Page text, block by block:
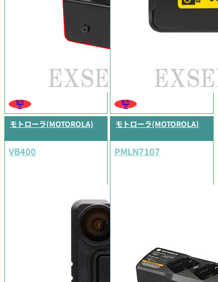
販売
可
販売
可
モトローラ(MOTOROLA)
VB400
モトローラ(MOTOROLA)
PMLN7107